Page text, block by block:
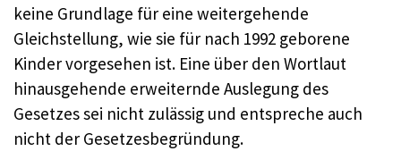
keine Grundlage für eine weitergehende
Gleichstellung, wie sie für nach 1992 geborene
Kinder vorgesehen ist. Eine über den Wortlaut
hinausgehende erweiternde Auslegung des
Gesetzes sei nicht zulässig und entspreche auch
nicht der Gesetzesbegründung.